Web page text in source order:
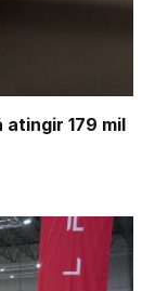
179 mil